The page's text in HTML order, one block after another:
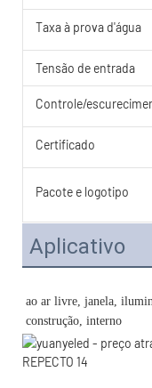
Taxa à prova d'água
Tensão de entrada
Controle/
Certificado
Pacote e logotipo
Aplicativo
ao ar livre, janela,